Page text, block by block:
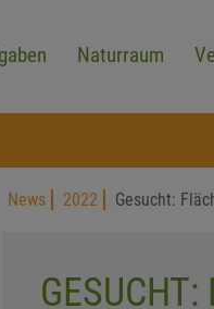
Naturraum
News 2022 Gesucht:
GESUCHT: